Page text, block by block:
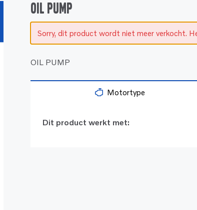
OIL PUMP
Sorry, dit product wordt niet meer verkocht.
OIL PUMP
Motortype
Dit product werkt met: